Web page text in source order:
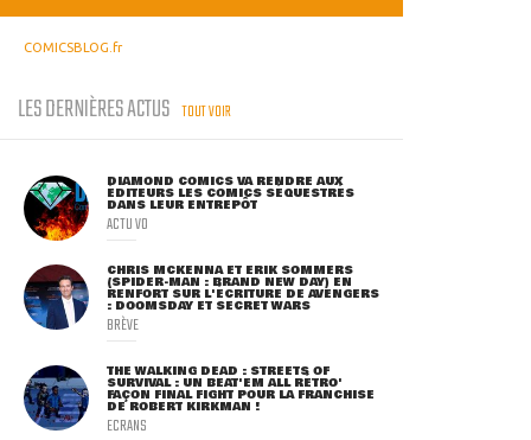
COMICSBLOG.fr
LES DERNIÈRES ACTUS TOUT VOIR
DIAMOND COMICS VA RENDRE AUX
ÉDITEURS LES COMICS SÉQUESTRÉS
DANS LEUR ENTREPÔT
ACTU VO
CHRIS MCKENNA ET ERIK SOMMERS
(SPIDER-MAN : BRAND NEW DAY) EN
RENFORT SUR L'ÉCRITURE DE AVENGERS
: DOOMSDAY ET SECRET WARS
BRÈVE
THE WALKING DEAD : STREETS OF
SURVIVAL : UN BEAT'EM ALL RÉTRO'
FAÇON FINAL FIGHT POUR LA FRANCHISE
DE ROBERT KIRKMAN !
ECRANS